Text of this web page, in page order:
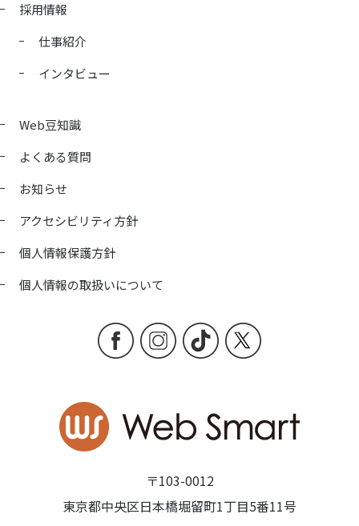
〒103-0012
東京都中央区日本橋堀留町1丁目5番11号
採用情報
仕事紹介
インタビュー
Web豆知識
よくある質問
お知らせ
アクセシビリティ方針
個人情報保護方針
個人情報の取扱いについて